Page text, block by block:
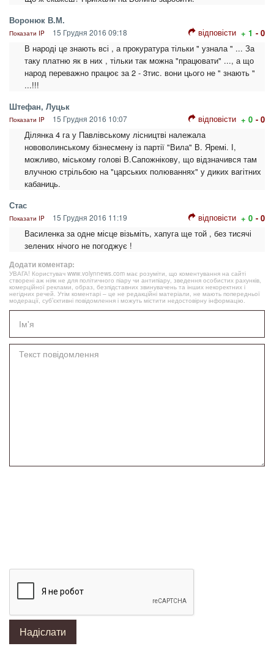
Воронюк В.М.
Показати IP 15 Грудня 2016 09:18 відповісти + 1 - 0
В народі це знають всі , а прокуратура тільки " узнала " ... За
таку платню як в них , тільки так можна "працювати" ..., а що
народ переважно працює за 2 - 3тис. вони цього не " знають "
...!!!
Штефан, Луцьк
Показати IP 15 Грудня 2016 10:07 відповісти + 0 - 0
Ділянка 4 га у Павлівському лісництві належала
нововолинському бізнесмену із партії "Вила" В. Яремі. І,
можливо, міському голові В.Сапожнікову, що відзначився там
влучною стрільбою на "царських полюваннях" у диких вагітних
кабаниць.
Стас
Показати IP 15 Грудня 2016 11:19 відповісти + 0 - 0
Василенка за одне місце візьміть, хапуга ще той , без тисячі
зелених нічого не погоджує !
Додати коментар:
УВАГА! Користувач www.volynnews.com має розуміти, що коментування на сайті
створені аж ніяк не для політичного піару чи антипіару, зведення особистих рахунків,
комерційної реклами, образ, безпідставних звинувачень та інших некоректних і
негідних речей. Утім коментарі – це не редакційні матеріали, не мають попередньої
модерації, суб’єктивні повідомлення і можуть містити недостовірну інформацію.